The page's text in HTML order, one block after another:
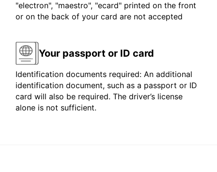
"electron", "maestro", "ecard" printed on the front
or on the back of your card are not accepted
Your passport or ID card
Identification documents required: An additional
identification document, such as a passport or ID
card will also be required. The driver’s license
alone is not sufficient.